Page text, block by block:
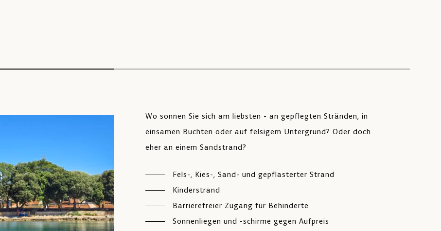
Wo sonnen Sie sich am liebsten - an gepflegten Stränden, in
einsamen Buchten oder auf felsigem Untergrund? Oder doch
eher an einem Sandstrand?
Fels-, Kies-, Sand- und gepflasterter Strand
Kinderstrand
Barrierefreier Zugang für Behinderte
Sonnenliegen und -schirme gegen Aufpreis